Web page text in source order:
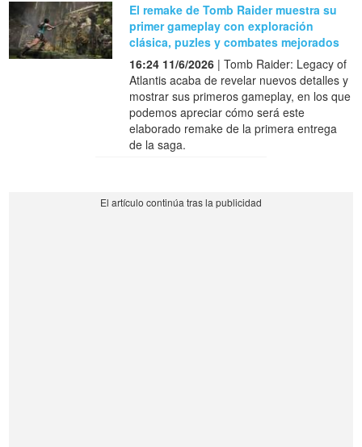
El remake de Tomb Raider muestra su
primer gameplay con exploración
clásica, puzles y combates mejorados
16:24 11/6/2026 | Tomb Raider: Legacy of
Atlantis acaba de revelar nuevos detalles y
mostrar sus primeros gameplay, en los que
podemos apreciar cómo será este
elaborado remake de la primera entrega
de la saga.